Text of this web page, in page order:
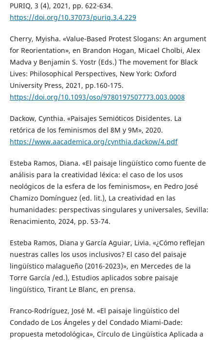
PURIQ, 3 (4), 2021, pp. 622-634.
https://doi.org/10.37073/puriq.3.4.229
Cherry, Myisha. «Value-Based Protest Slogans: An argument
for Reorientation», en Brandon Hogan, Micael Cholbi, Alex
Madva y Benjamin S. Yostr (Eds.) The movement for Black
Lives: Philosophical Perspectives, New York: Oxford
University Press, 2021, pp.160-175.
https://doi.org/10.1093/oso/9780197507773.003.0008
Dackow, Cynthia. «Paisajes Semióticos Disidentes. La
retórica de los feminismos del 8M y 9M», 2020.
https://www.aacademica.org/cynthia.dackow/4.pdf
Esteba Ramos, Diana. «El paisaje lingüístico como fuente de
análisis para la creatividad léxica: el caso de los usos
neológicos de la esfera de los feminismos», en Pedro José
Chamizo Domínguez (ed. lit.), La creatividad en las
humanidades: perspectivas singulares y universales, Sevilla:
Renacimiento, 2024, pp. 53-74.
Esteba Ramos, Diana y García Aguiar, Livia. «¿Cómo reflejan
nuestras calles los usos inclusivos? El caso del paisaje
lingüístico malagueño (2016-2023)», en Mercedes de la
Torre García /ed.), Estudios aplicados sobre paisaje
lingüístico, Tirant Le Blanc, en prensa.
Franco-Rodríguez, José M. «El paisaje lingüístico del
Condado de Los Ángeles y del Condado Miami-Dade:
propuesta metodológica», Círculo de Lingüística Aplicada a